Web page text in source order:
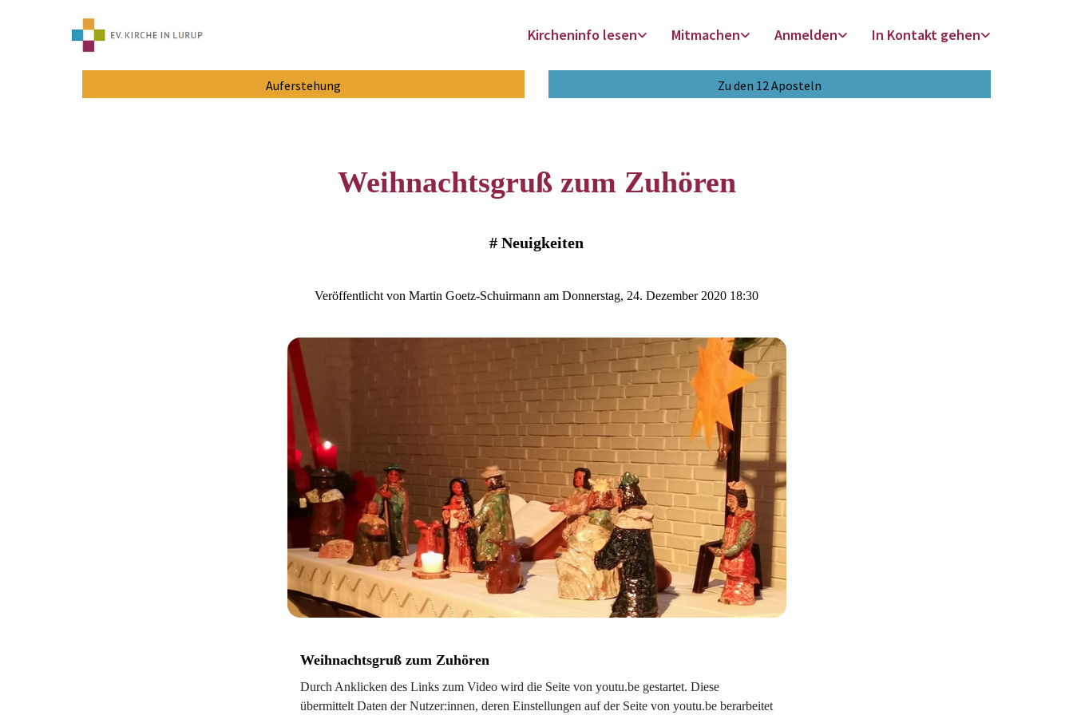
Kircheninfo lesen Mitmachen Anmelden In Kontakt gehen
Auferstehung Zu den 12 Aposteln
Weihnachtsgruß zum Zuhören
# Neuigkeiten
Veröffentlicht von Martin Goetz-Schuirmann am Donnerstag, 24. Dezember 2020 18:30
Weihnachtsgruß zum Zuhören
Durch Anklicken des Links zum Video wird die Seite von youtu.be gestartet. Diese
übermittelt Daten der Nutzer:innen, deren Einstellungen auf der Seite von youtu.be berarbeitet